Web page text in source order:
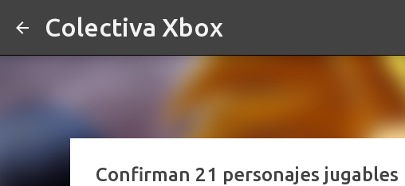
Colectiva Xbox
Confirman 21 personajes